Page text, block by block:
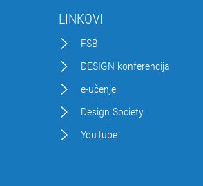
LINKOVI
FSB
DESIGN konferencija
e-učenje
Design Society
YouTube